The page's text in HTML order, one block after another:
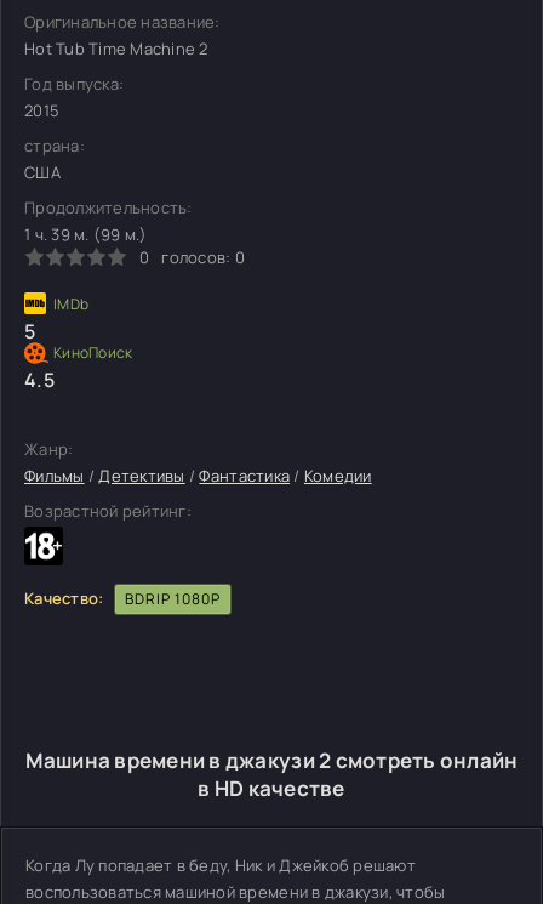
Оригинальное название:
Hot Tub Time Machine 2
Год выпуска:
2015
страна:
США
Продолжительность:
1 ч. 39 м. (99 м.)
0
голосов: 0
5
4.5
Жанр:
Фильмы /Детективы /Фантастика / Комедии
Возрастной рейтинг:
Качество: BDRIP 1080P
Машина времени в джакузи 2 смотреть онлайн
в HD качестве
Когда Лу попадает в беду, Ник и Джейкоб решают
воспользоваться машиной времени в джакузи, чтобы